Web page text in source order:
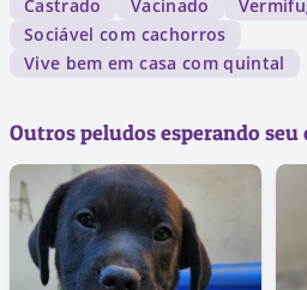
Castrado
Vacinado
Sociável com cachorros
Vive bem em casa com quintal
Outros peludos esperando seu